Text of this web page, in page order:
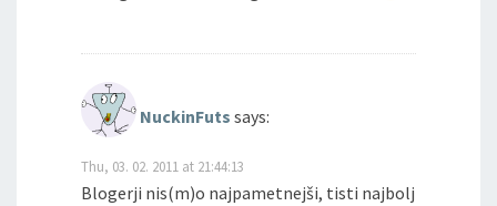
NuckinFuts says:
Thu, 03. 02. 2011 at 21:44:13
Blogerji nis(m)o najpametnejši, tisti najbolj